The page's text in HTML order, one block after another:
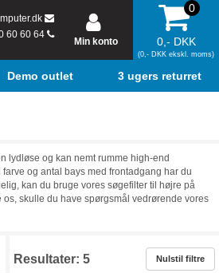
60 60 64
Min konto
0
0,- DKK
(0,- DKK ekskl. moms)
Demo outlet 3 ugers returret
lydløse og kan nemt rumme high-end
og antal bays med frontadgang har du
kan du bruge vores søgefilter til højre på
skulle du have spørgsmål vedrørende vores
Resultater:5 Nulstil filtre